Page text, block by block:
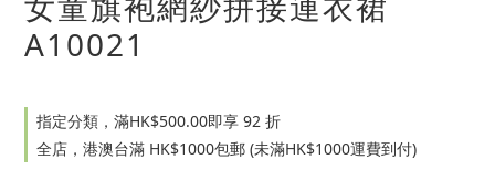
A10021
指定分類，滿HK$500.00即享 92 折
全店，港澳台滿 HK$1000包郵 (未滿HK$1000運費到付)